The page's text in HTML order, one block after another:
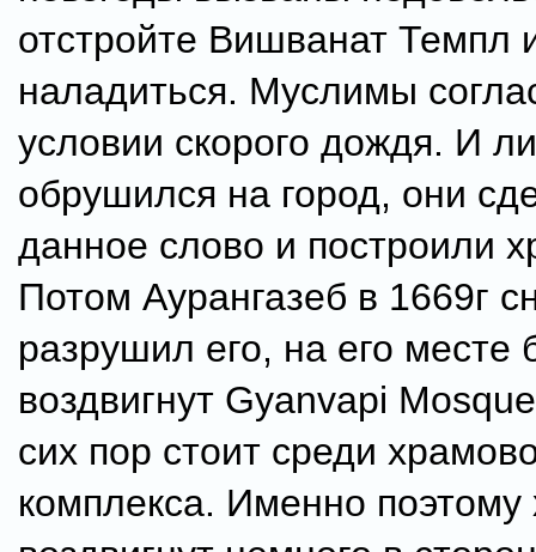
отстройте Вишванат Темпл
наладиться. Муслимы
условии скорого дождя. И
обрушился на город, они
данное слово и построили
Потом Аурангазеб в 1669г
разрушил его, на его месте
воздвигнут Gyanvapi
сих пор стоит среди
комплекса. Именно